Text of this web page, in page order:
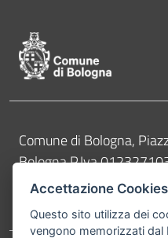
Contatti
Comune di Bologna,
Bologna P.Iva
02008 02435
Telefono:051203040
Accettazione Cookies
Questo sito utilizza dei
vengono memorizzati